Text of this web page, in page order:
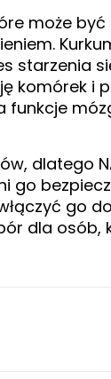
może
starzenia
komórek
funkcje
dlatego
go
go
dla